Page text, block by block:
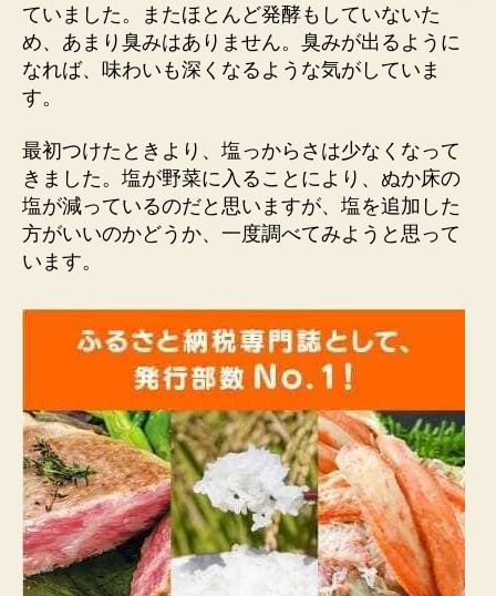
ていました。またほとんど発酵もしていないた
め、あまり臭みはありません。臭みが出るように
なれば、味わいも深くなるような気がしていま
す。
最初つけたときより、塩っからさは少なくなって
きました。塩が野菜に入ることにより、ぬか床の
塩が減っているのだと思いますが、塩を追加した
方がいいのかどうか、一度調べてみようと思って
います。